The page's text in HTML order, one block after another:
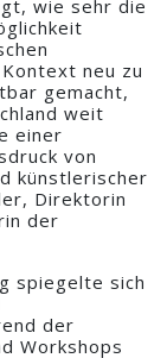
wie sehr die
neu zu
gemacht,
weit
einer
von
künstlerischer
Direktorin
der
spiegelte sich
der
Workshops